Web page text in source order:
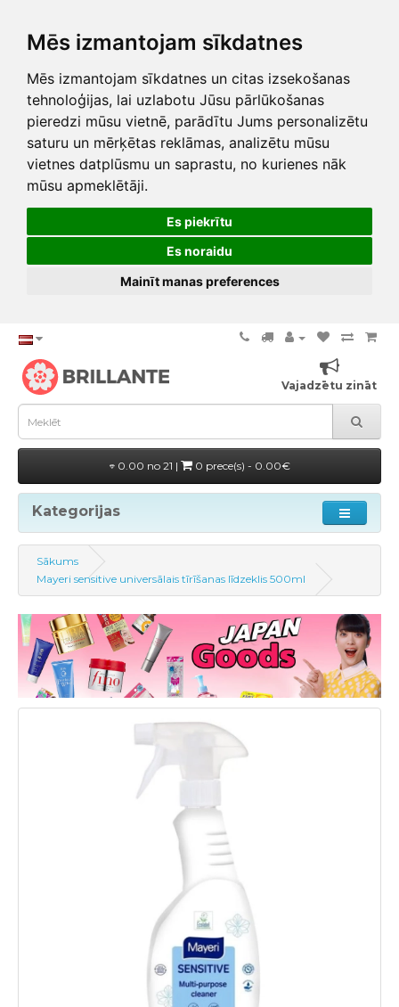
Mēs izmantojam sīkdatnes
Mēs izmantojam sīkdatnes un citas izsekošanas
tehnoloģijas, lai uzlabotu Jūsu pārlūkošanas
pieredzi mūsu vietnē, parādītu Jums personalizētu
saturu un mērķētas reklāmas, analizētu mūsu
vietnes datplūsmu un saprastu, no kurienes nāk
mūsu apmeklētāji.
Es piekrītu
Es noraidu
Mainīt manas preferences
Vajadzētu zināt
0.00 no 21 | 0 prece(s) - 0.00€
Kategorijas
Sākums
Mayeri sensitive universālais tīrīšanas līdzeklis 500ml